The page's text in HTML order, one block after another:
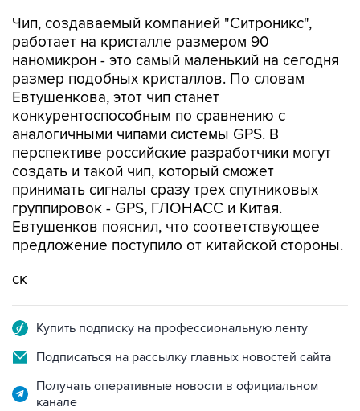
Чип, создаваемый компанией "Ситроникс",
работает на кристалле размером 90
наномикрон - это самый маленький на сегодня
размер подобных кристаллов. По словам
Евтушенкова, этот чип станет
конкурентоспособным по сравнению с
аналогичными чипами системы GPS. В
перспективе российские разработчики могут
создать и такой чип, который сможет
принимать сигналы сразу трех спутниковых
группировок - GPS, ГЛОHАСС и Китая.
Евтушенков пояснил, что соответствующее
предложение поступило от китайской стороны.
ск
Купить подписку на профессиональную ленту
Подписаться на рассылку главных новостей сайта
Получать оперативные новости в официальном
канале